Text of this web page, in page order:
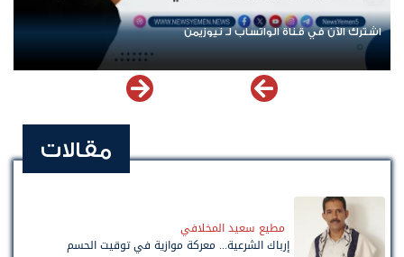
اشترك الآن في قناة الواتساب لـ نيوزيمن
مقالات
مطيع سعيد المخلافي
إرباك الشرعية... معركة موازية في توقيت الحسم